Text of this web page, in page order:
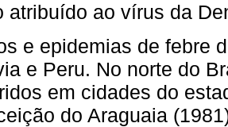
atribuído ao vírus da
e epidemias de febre
e Peru. No norte do
em cidades do
do Araguaia